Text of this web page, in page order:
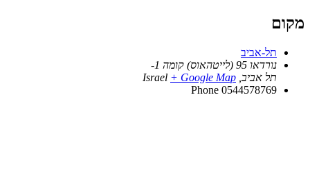
מקום
תל-אביב
נורדאו 95 (לייטהאוס) קומה 1-
תל אביב
Israel + Google Map
Phone 0544578769